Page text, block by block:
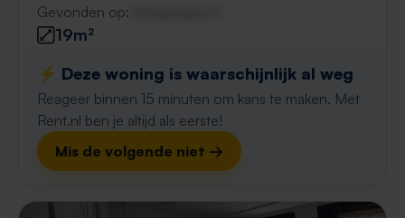
Gevonden op:
19m²
⚡️ Deze woning is waarschijnlijk al weg
Reageer binnen 15 minuten om kans te maken. Met
Rent.nl ben je altijd als eerste!
Mis de volgende niet →